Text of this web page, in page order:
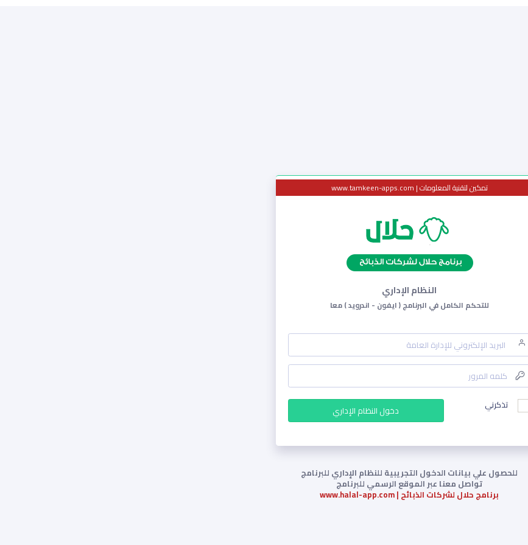
تمكين لتقنية المعلومات | www.tamkeen-apps.com
النظام الإداري
للتحكم الكامل في البرنامج ( ايفون - اندرويد ) معا
تذكرني دخول النظام الإداري
للحصول علي بيانات الدخول التجريبية للنظام الإداري للبرنامج
تواصل معنا عبر الموقع الرسمي للبرنامج
برنامج حلال لشركات الذبائح | www.halal-app.com